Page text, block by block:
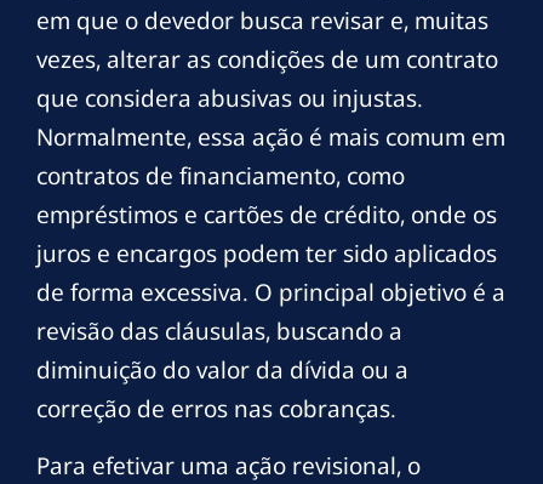
em que o devedor busca revisar e, muitas
vezes, alterar as condições de um contrato
que considera abusivas ou injustas.
Normalmente, essa ação é mais comum em
contratos de financiamento, como
empréstimos e cartões de crédito, onde os
juros e encargos podem ter sido aplicados
de forma excessiva. O principal objetivo é a
revisão das cláusulas, buscando a
diminuição do valor da dívida ou a
correção de erros nas cobranças.
Para efetivar uma ação revisional, o